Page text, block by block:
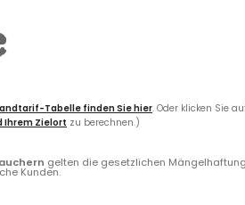
Tabelle finden Sie hier. Oder klicken Sie
Ihrem Zielort zu berechnen.)
gelten die gesetzlichen
Kunden.